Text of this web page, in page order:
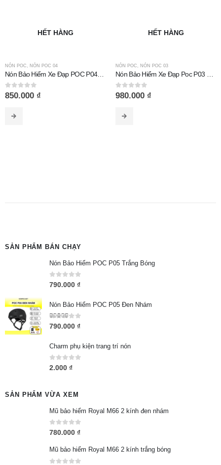
HẾT HÀNG
NÓN POC , NÓN POC 04
Nón Bảo Hiểm Xe Đạp POC P04 Đen Nhám
0out of 5
850.000 ₫
HẾT HÀNG
NÓN POC , NÓN POC 03
Nón Bảo Hiểm Xe Đạp Poc P03 Titan Xanh
0out of 5
980.000 ₫
SẢN PHẨM BÁN CHẠY
Nón Bảo Hiểm POC P05 Trắng Bóng
0out of 5
790.000 ₫
Nón Bảo Hiểm POC P05 Đen Nhám
5.00 out of 5
790.000 ₫
Charm phụ kiện trang trí nón
0 out of 5
2.000 ₫
SẢN PHẨM VỪA XEM
Mũ bảo hiểm Royal M66 2 kính đen nhám
0out of 5
780.000 ₫
Mũ bảo hiểm Royal M66 2 kính trắng bóng